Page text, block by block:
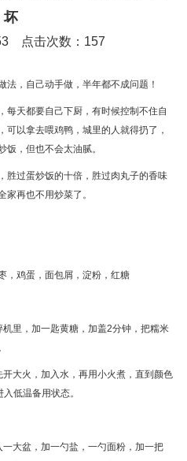
坏
点击次数：157
，自己动手做，半年都不成问题！
每天都要自己下厨，有时候控制不住自
以拿去喂鸡鸭，城里的人就得扔了，
，但也不会太油腻。
胜过蛋炒饭的十倍，胜过肉丸子的香味
再也不用炒菜了。
，鸡蛋，面包屑，淀粉，红糖
里，加一匙黄糖，加盖2分钟，把糯米
大火，加入水，再用小火煮，直到颜色
低温备用状态。
大盆，加一勺盐，一勺面粉，加一把